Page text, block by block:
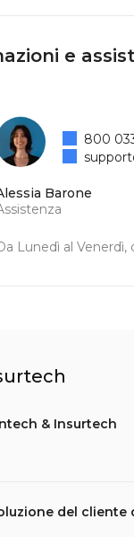
e
Barone
Lunedì al Venerdì,
800
& Insurtech
del